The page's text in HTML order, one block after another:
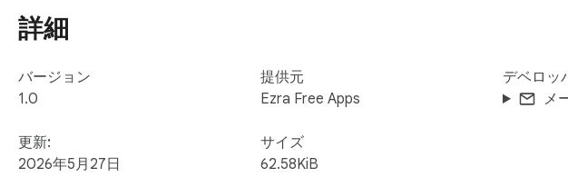
色分けすることで、ページを素早くスキャンし、すべての単語を読み直さなくても
## 永続性と信頼性
思考を二度と失わせません。ハイライターツールは「永続性」を核に設計されてい
ジに自動保存されます。つまり、タブを閉じたり、ブラウザを再起動したり、コン
にはハイライトは元の場所に残っています。インターネット全体に永久マーカーを
詳細
バージョン
1.0
更新:
2026年5月27日
提供元
Ezra Free Apps
サイズ
62.58KiB
デベロッ
メ